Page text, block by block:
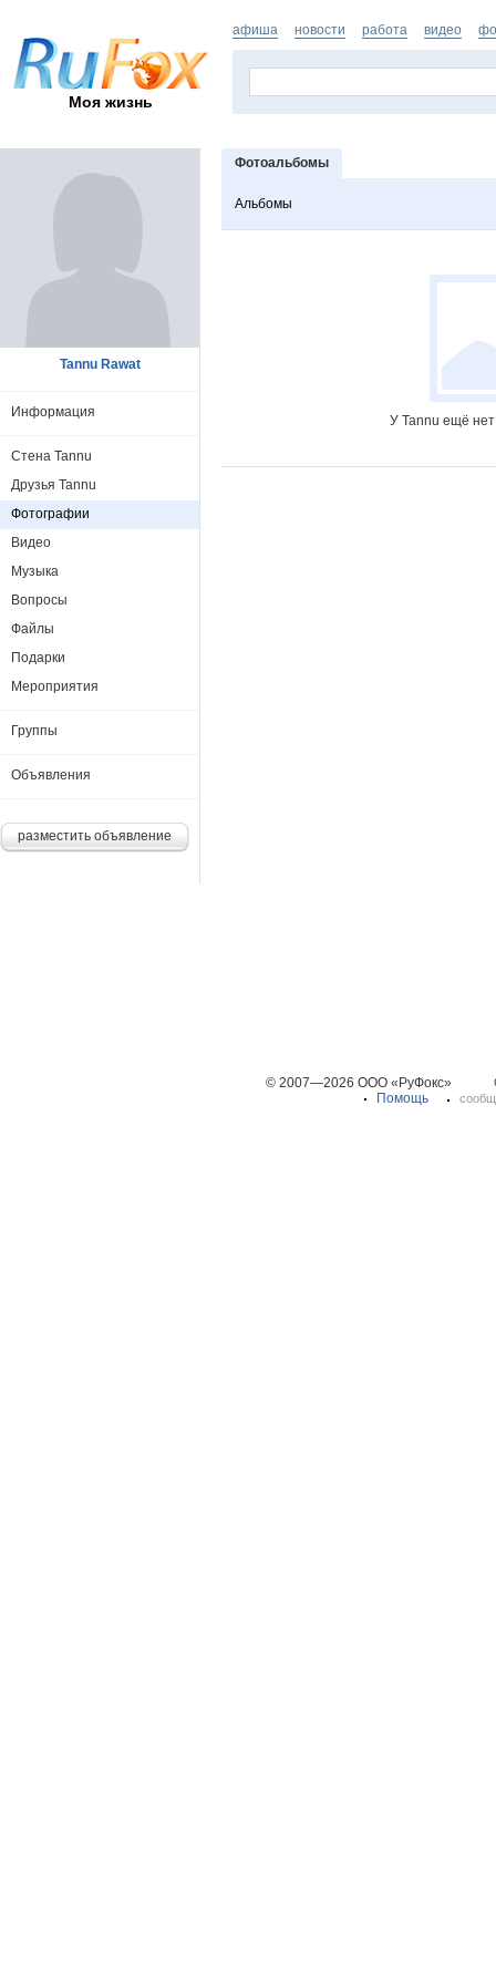
Моя жизнь
афиша новости работа видео
Фотоальбомы
Альбомы
У Tannu ещё
Tannu Rawat
Информация
Стена Tannu
Друзья Tannu
Фотографии
Видео
Музыка
Вопросы
Файлы
Подарки
Мероприятия
Группы
Объявления
разместить объявление
© 2007—2026 ООО «РуФокс»
Помощь